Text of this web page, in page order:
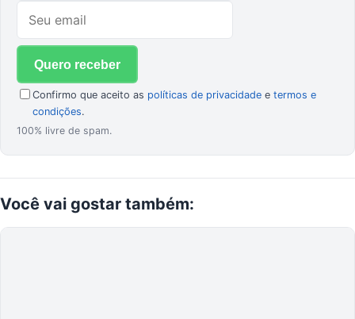
Confirmo que aceito as políticas de privacidade e termos e
condições.
100% livre de spam.
Você vai gostar também: